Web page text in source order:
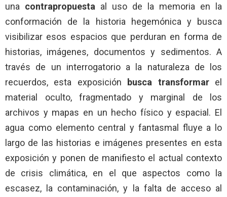
una contrapropuesta al uso de la memoria en la
conformación de la historia hegemónica y busca
visibilizar esos espacios que perduran en forma de
historias, imágenes, documentos y sedimentos. A
través de un interrogatorio a la naturaleza de los
recuerdos, esta exposición
busca transformarel
material oculto, fragmentado y marginal de los
archivos y mapas en un hecho físico y espacial. El
agua como elemento central y fantasmal fluye a lo
largo de las historias e imágenes presentes en esta
exposición y ponen de manifiesto el actual contexto
de crisis climática, en el que aspectos como la
escasez, la contaminación, y la falta de acceso al